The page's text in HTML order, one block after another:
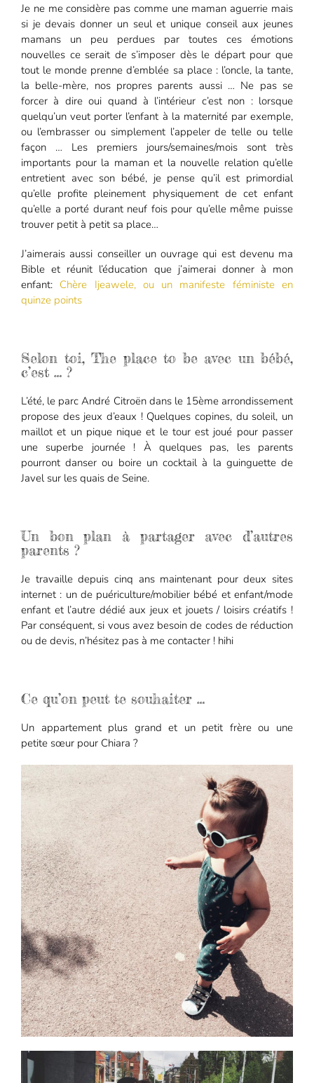
Je ne me considère pas comme une maman aguerrie mais
si je devais donner un seul et unique conseil aux jeunes
mamans un peu perdues par toutes ces émotions
nouvelles ce serait de s’imposer dès le départ pour que
tout le monde prenne d’emblée sa place : l’oncle, la tante,
la belle-mère, nos propres parents aussi … Ne pas se
forcer à dire oui quand à l’intérieur c’est non : lorsque
quelqu’un veut porter l’enfant à la maternité par exemple,
ou l’embrasser ou simplement l’appeler de telle ou telle
façon … Les premiers jours/semaines/mois sont très
importants pour la maman et la nouvelle relation qu’elle
entretient avec son bébé, je pense qu’il est primordial
qu’elle profite pleinement physiquement de cet enfant
qu’elle a porté durant neuf fois pour qu’elle même puisse
trouver petit à petit sa place…
J’aimerais aussi conseiller un ouvrage qui est devenu ma
Bible et réunit l’éducation que j’aimerai donner à mon
enfant: Chère Ijeawele, ou un manifeste féministe en
quinze points
Selon toi, The place to be avec un bébé,
c’est … ?
L’été, le parc André Citroën dans le 15ème arrondissement
propose des jeux d’eaux ! Quelques copines, du soleil, un
maillot et un pique nique et le tour est joué pour passer
une superbe journée ! À quelques pas, les parents
pourront danser ou boire un cocktail à la guinguette de
Javel sur les quais de Seine.
Un bon plan à partager avec d’autres
parents ?
Je travaille depuis cinq ans maintenant pour deux sites
internet : un de puériculture/mobilier bébé et enfant/mode
enfant et l’autre dédié aux jeux et jouets / loisirs créatifs !
Par conséquent, si vous avez besoin de codes de réduction
ou de devis, n’hésitez pas à me contacter ! hihi
Ce qu’on peut te souhaiter …
Un appartement plus grand et un petit frère ou une
petite sœur pour Chiara ?